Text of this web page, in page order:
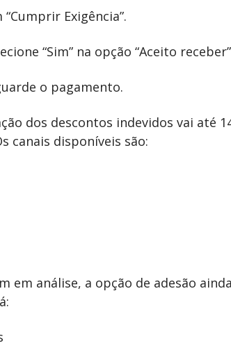
Exigência”.
“Sim” na opção “Aceito
o pagamento.
dos descontos indevidos vai até
canais disponíveis são:
em análise, a opção de adesão